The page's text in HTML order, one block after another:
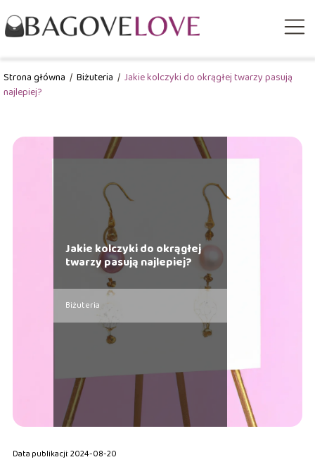
Strona główna / Biżuteria / Jakie kolczyki do okrągłej twarzy pasują
najlepiej?
Jakie kolczyki do okrągłej
twarzy pasują najlepiej?
Biżuteria
Data publikacji: 2024-08-20